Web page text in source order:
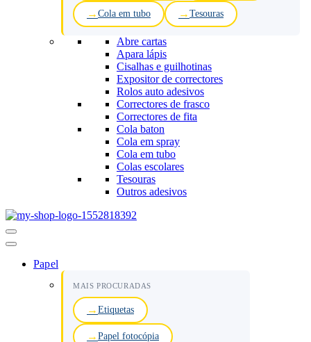
Cola em tubo Tesouras
Abre cartas
Apara lápis
Cisalhas e guilhotinas
Expositor de correctores
Rolos auto adesivos
Correctores de frasco
Correctores de fita
Cola baton
Cola em spray
Cola em tubo
Colas escolares
Tesouras
Outros adesivos
Menu
de
Papel
MAIS PROCURADAS
Etiquetas
Papel fotocópia